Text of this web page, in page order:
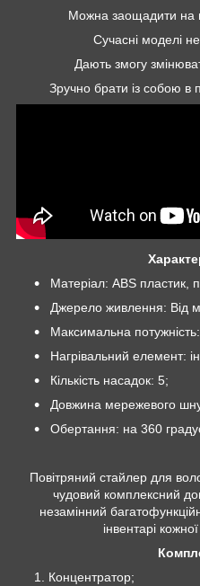
Можна заощадити на
Сучасні моделі
Дають змогу
Зручно брати із собою в
Матеріал: ABS пластик,
Джерело живлення: Від
Максимальна
Нагрівальний елемент:
Кількість насадок: 5;
Довжина мережевого
Обертання: на 360
Повітряний стайлер для
чудовий комплексний
незамінний
інвентарі
Концентратор;